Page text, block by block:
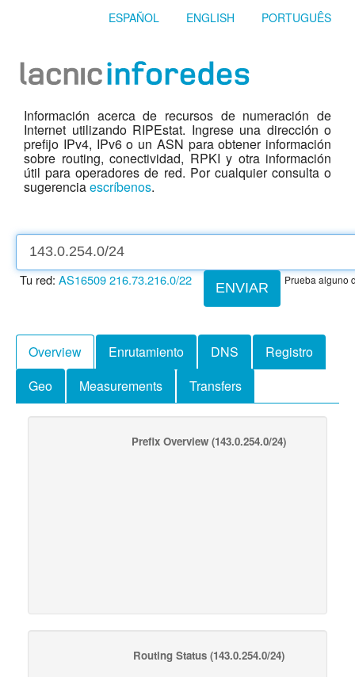
ESPAÑOL ENGLISH PORTUGUÊS
Información acerca de recursos de numeración de
Internet utilizando RIPEstat. Ingrese una dirección o
prefijo IPv4, IPv6 o un ASN para obtener información
sobre routing, conectividad, RPKI y otra información
útil para operadores de red. Por cualquier consulta o
sugerenciaescríbenos.
ENVIAR
Tu red: AS16509216.73.216.0/22 Prueba alguno
Overview Enrutamiento DNS
Registro
Geo
Measurements Transfers
Prefix Overview (143.0.254.0/24)
Routing Status (143.0.254.0/24)